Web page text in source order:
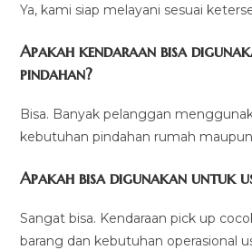
Ya, kami siap melayani sesuai
Apakah kendaraan bisa
pindahan?
Bisa. Banyak pelanggan
kebutuhan pindahan rumah
Apakah bisa digunakan untuk
Sangat bisa. Kendaraan pick up
barang dan kebutuhan operasional